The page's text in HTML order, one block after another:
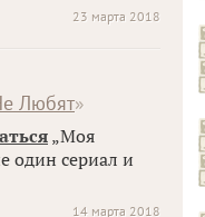
23 марта 2018
Любят»
„Моя
один сериал и
14 марта 2018